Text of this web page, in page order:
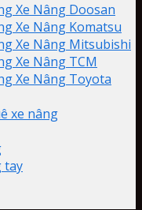
Xe Nâng Doosan
Xe Nâng Komatsu
Xe Nâng Mitsubishi
Xe Nâng TCM
Xe Nâng Toyota
xe nâng
tay